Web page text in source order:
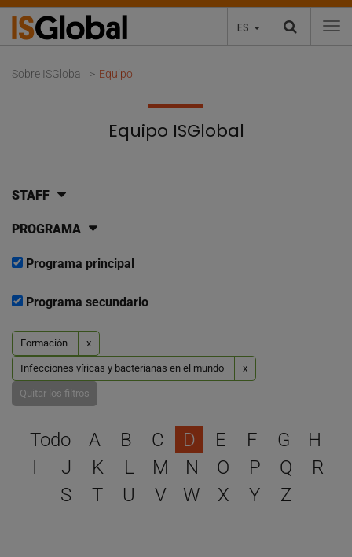
ES
Sobre ISGlobal Equipo
Equipo ISGlobal
STAFF
PROGRAMA
Programa principal
Programa secundario
Formación x
Infecciones víricas y bacterianas en el mundo x
Quitar los filtros
Selecciona una letra
Todo A B C D E F G
H
I
J K L M N O P Q
R
S
T U V W X Y Z